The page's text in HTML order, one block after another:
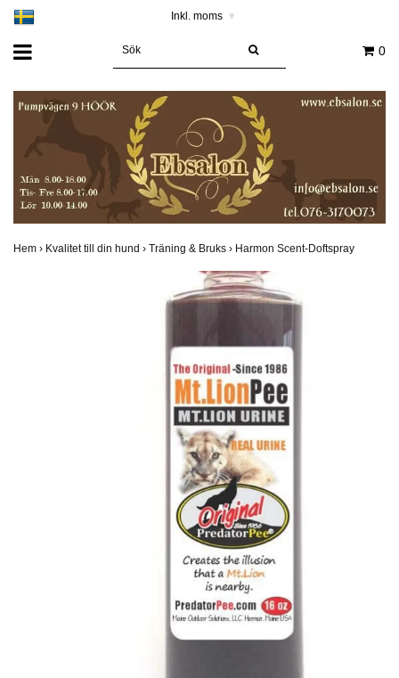
Inkl. moms ▾
0
Hem › Kvalitet till din hund › Träning & Bruks › Harmon Scent-Doftspray